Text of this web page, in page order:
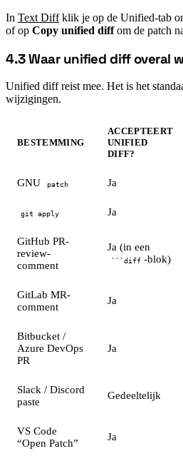
In Text Diffklik je op de Unified-tab
of op Copy unified diffom de patch
#
4.3 Waar unified diff overal
Unified diff reist mee. Het is het
wijzigingen.
BESTEMMING
ACCEPTEERT
UNIFIED
DIFF?
GNU patch Ja
git apply Ja
GitHub PR-
review-
comment
Ja (in een
```diff -blok)
GitLab MR-
comment
Ja
Bitbucket /
Azure DevOps
PR
Ja
Slack / Discord
paste
Gedeeltelijk
VS Code
“Open Patch”
Ja